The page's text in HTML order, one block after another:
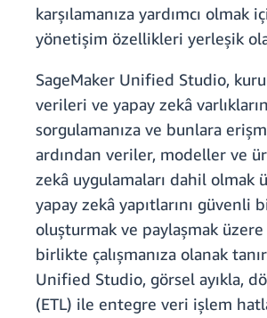
karşılamanıza yardımcı olmak
yönetişim özellikleri yerleşik
SageMaker Unified Studio,
verileri ve yapay zekâ
sorgulamanıza ve bunlara
ardından veriler, modeller ve
zekâ uygulamaları dahil olmak
yapay zekâ yapıtlarını güvenli
oluşturmak ve paylaşmak
birlikte çalışmanıza olanak
Unified Studio, görsel ayıkla,
(ETL) ile entegre veri işlem